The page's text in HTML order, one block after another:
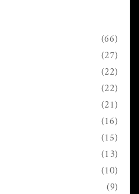
(66)
(27)
(22)
(22)
(21)
(16)
(15)
(13)
(10)
(9)